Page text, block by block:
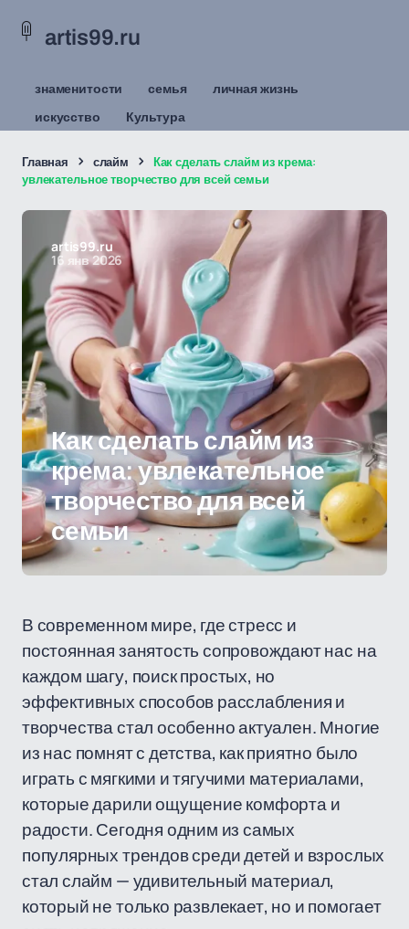
artis99.ru
знаменитости семья
личная жизнь
искусство
Культура
Главная слайм
Как сделать слайм из крема:
увлекательное творчество для всей семьи
artis99.ru
16 янв 2026
Как сделать слайм из
крема: увлекательное
творчество для всей
семьи
В современном мире, где стресс и
постоянная занятость сопровождают нас на
каждом шагу, поиск простых, но
эффективных способов расслабления и
творчества стал особенно актуален. Многие
из нас помнят с детства, как приятно было
играть с мягкими и тягучими материалами,
которые дарили ощущение комфорта и
радости. Сегодня одним из самых
популярных трендов среди детей и взрослых
стал слайм — удивительный материал,
который не только развлекает, но и помогает